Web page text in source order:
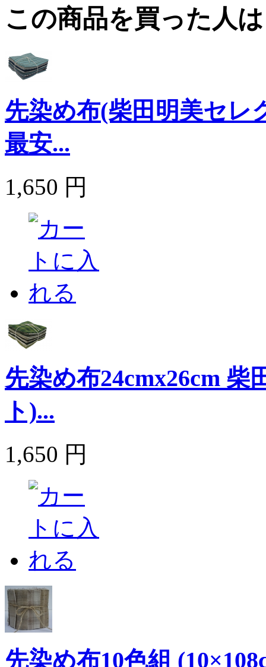
この商品を買った人
先染め布(柴田明美セ
最安...
1,650 円
先染め布24cmx26cm
ト)...
1,650 円
先染め布10色組